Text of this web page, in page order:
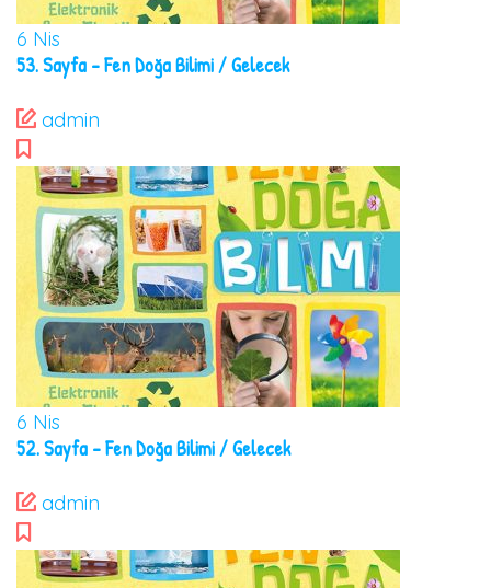
6 Nis
53. Sayfa – Fen Doğa Bilimi / Gelecek
admin
6 Nis
52. Sayfa – Fen Doğa Bilimi / Gelecek
admin